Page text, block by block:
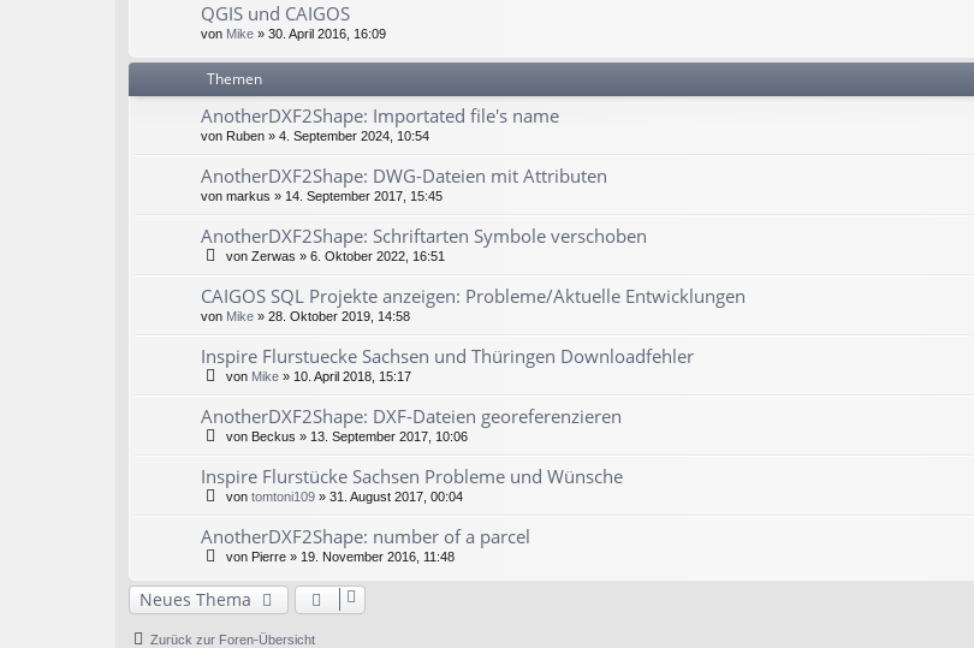
QGIS und CAIGOS
von Mike » 30. April 2016, 16:09
Themen
AnotherDXF2Shape: Importated file's name
von Ruben » 4. September 2024, 10:54
AnotherDXF2Shape: DWG-Dateien mit Attributen
von markus » 14. September 2017, 15:45
AnotherDXF2Shape: Schriftarten Symbole verschoben
von Zerwas » 6. Oktober 2022, 16:51
CAIGOS SQL Projekte anzeigen: Probleme/Aktuelle Entwicklungen
von Mike » 28. Oktober 2019, 14:58
Inspire Flurstuecke Sachsen und Thüringen Downloadfehler
von Mike » 10. April 2018, 15:17
AnotherDXF2Shape: DXF-Dateien georeferenzieren
von Beckus » 13. September 2017, 10:06
Inspire Flurstücke Sachsen Probleme und Wünsche
von tomtoni109 » 31. August 2017, 00:04
AnotherDXF2Shape: number of a parcel
von Pierre » 19. November 2016, 11:48
Neues Thema
Zurück zur Foren-Übersicht